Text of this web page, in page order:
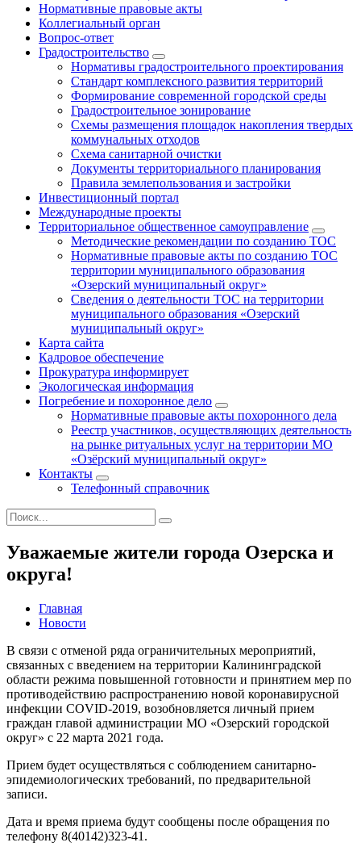
Нормативные правовые акты
Коллегиальный орган
Вопрос-ответ
Градостроительство
Нормативы градостроительного проектирования
Стандарт комплексного развития территорий
Формирование современной городской среды
Градостроительное зонирование
Схемы размещения площадок накопления твердых
коммунальных отходов
Схема санитарной очистки
Документы территориального планирования
Правила землепользования и застройки
Инвестиционный портал
Международные проекты
Территориальное общественное самоуправление
Методические рекомендации по созданию ТОС
Нормативные правовые акты по созданию ТОС
территории муниципального образования
«Озерский муниципальный округ»
Сведения о деятельности ТОС на территории
муниципального образования «Озерский
муниципальный округ»
Карта сайта
Кадровое обеспечение
Прокуратура информирует
Экологическая информация
Погребение и похоронное дело
Нормативные правовые акты похоронного дела
Реестр участников, осуществляющих деятельность
на рынке ритуальных услуг на территории МО
«Озёрский муниципальный округ»
Контакты
Телефонный справочник
Уважаемые жители города Озерска и
округа!
Главная
Новости
В связи с отменой ряда ограничительных мероприятий,
связанных с введением на территории Калининградской
области режима повышенной готовности и принятием мер по
противодействию распространению новой коронавирусной
инфекции COVID-2019, возобновляется личный прием
граждан главой администрации МО «Озерский городской
округ» с 22 марта 2021 года.
Прием будет осуществляться с соблюдением санитарно-
эпидемиологических требований, по предварительной
записи.
Дата и время приема будут сообщены после обращения по
телефону 8(40142)323-41.